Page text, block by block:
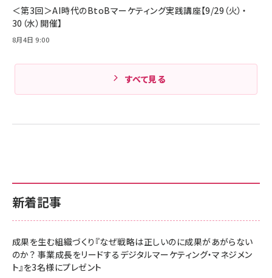
新着記事
成果を生む組織づくり『なぜ戦略は正しいのに成果があがらない
のか？ 事業成長をリードするデジタルマーケティング・マネジメン
ト』を3名様にプレゼント
＜第3回＞AI時代のBtoBマーケティング実践講座【9/29（火）・
30（水）開催】
8月4日 9:00
すべて見る